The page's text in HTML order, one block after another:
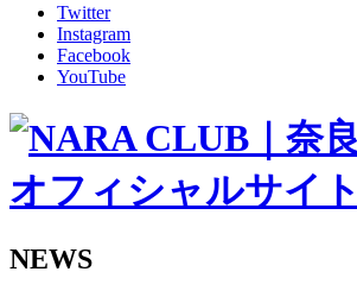
グッズ
ファンコミュニティ
普及・育成
ホームタウン
その他
2026/27トップチーム
2026/27トップチームスタッフ
Twitter
Instagram
Facebook
YouTube
NEWS